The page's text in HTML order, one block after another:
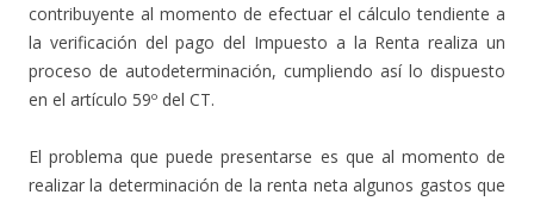
contribuyente al momento de efectuar el cálculo tendiente a
la verificación del pago del Impuesto a la Renta realiza un
proceso de autodeterminación, cumpliendo así lo dispuesto
en el artículo 59º del CT.
El problema que puede presentarse es que al momento de
realizar la determinación de la renta neta algunos gastos que